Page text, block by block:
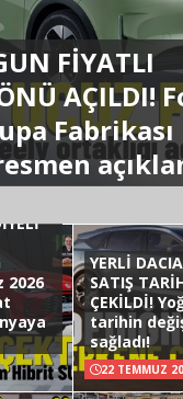
FİYATLI
AÇILDI!
Fabrikası
2026
YERLİ
SATIŞ
ÇEKİLDİ!
tarihin
sağladı!
22 TEMMUZ